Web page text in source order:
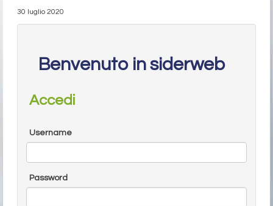
30 luglio 2020
Benvenuto in siderweb
Accedi
Username
Password